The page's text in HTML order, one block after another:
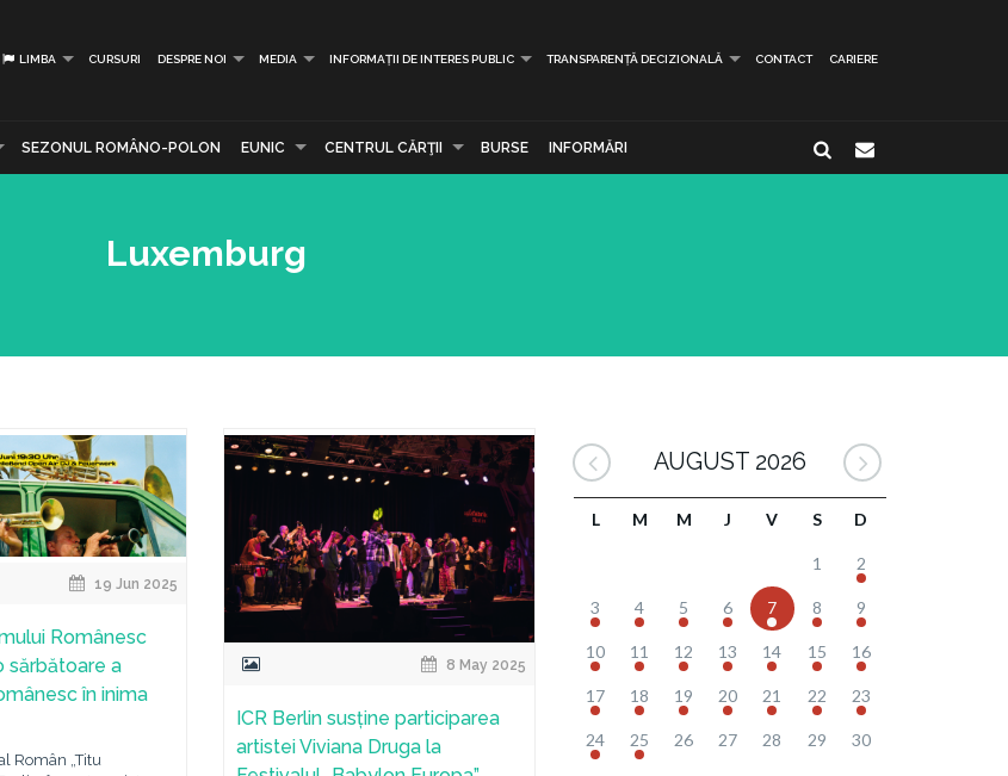
LIMBA CURSURI DESPRE NOI MEDIA INFORMAȚII DE INTERES PUBLIC TRANSPARENȚĂ DECIZIONALĂ CONTACT CARIERE
SEZONUL ROMÂNO-POLON EUNIC CENTRUL CĂRŢII BURSE INFORMĂRI
Luxemburg
19 Jun 2025
Românesc
sărbătoare a
în inima
Român „Titu
8 May 2025
ICR Berlin susține participarea
artistei Viviana Druga la
AUGUST 2026
L M M J V S D
1 2
3 4 5 6 7 8 9
10 11 12 13 14 15 16
17 18 19 20 21 22 23
24 25 26 27 28 29 30